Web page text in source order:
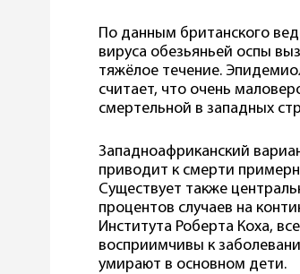
По данным британского
вируса обезьяньей оспы
тяжёлое течение.
считает, что очень
смертельной в западных
Западноафриканский
приводит к смерти
Существует также
процентов случаев на
Института Роберта Коха,
восприимчивы к
умирают в основном дети.